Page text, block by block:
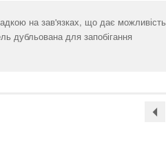
на зав'язках, що дає можливість
дубльована для запобігання